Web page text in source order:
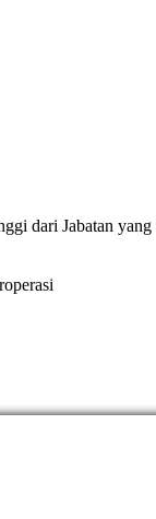
dari Jabatan